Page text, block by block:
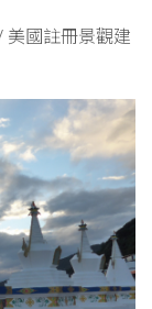
美國註冊景觀建